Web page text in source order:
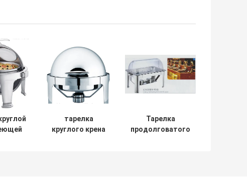
тарелка
круглого крена
Тарелка
продолговатого